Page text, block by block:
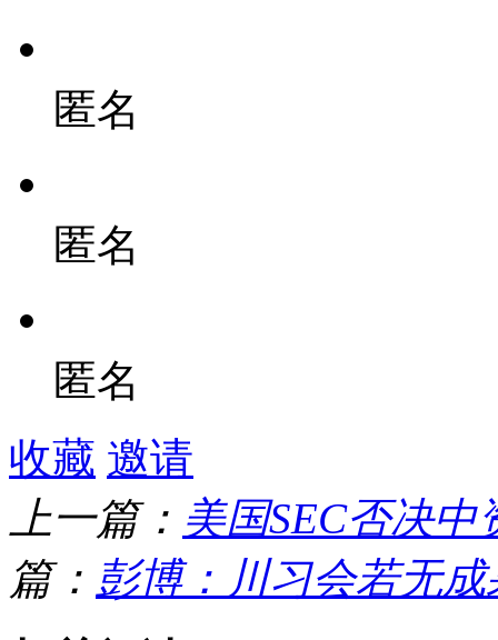
匿名
匿名
匿名
收藏 邀请
上一篇： 美国SEC否决
篇： 彭博：川习会若无